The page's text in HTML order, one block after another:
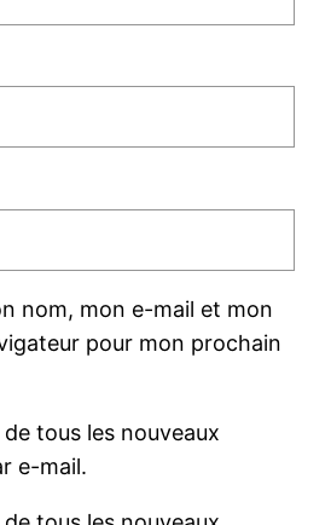
nom, mon e-mail et mon
pour mon prochain
tous les nouveaux
e-mail.